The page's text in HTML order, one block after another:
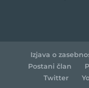
Izjava o
Postani član
Twitter